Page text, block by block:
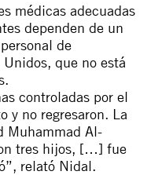
médicas adecuadas
dependen de un
de
que no está
controladas por el
y no regresaron. La
Muhammad Al-
tres hijos, […] fue
relató Nidal.